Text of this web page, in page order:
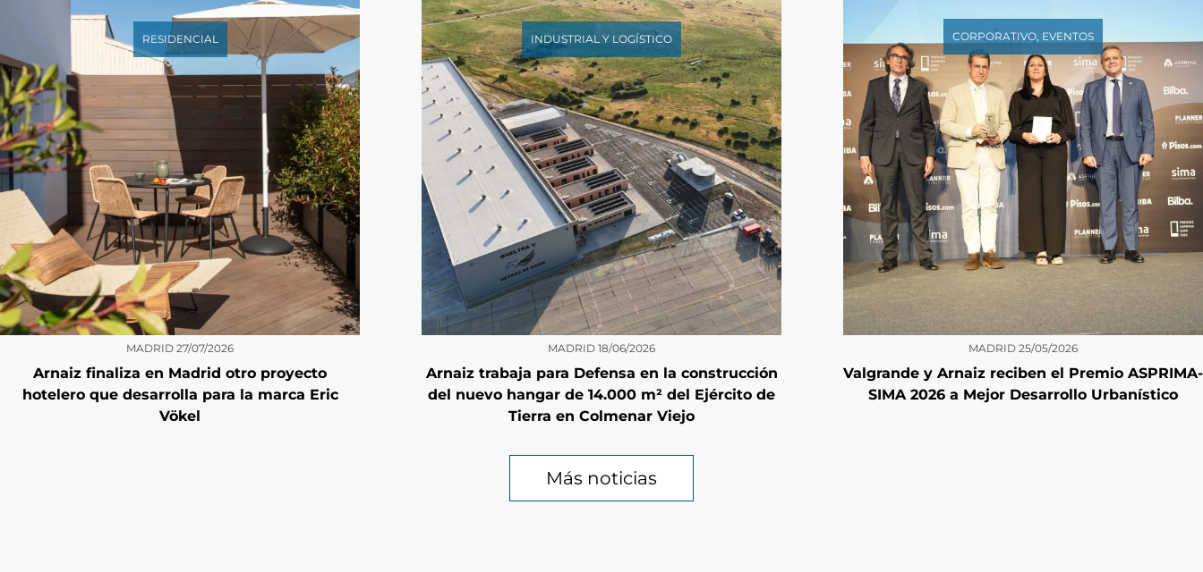
RESIDENCIAL
MADRID 27/07/2026
Arnaiz finaliza en Madrid otro proyecto
hotelero que desarrolla para la marca Eric
Vökel
INDUSTRIAL Y LOGÍSTICO
MADRID 18/06/2026
Arnaiz trabaja para Defensa en la construcción
del nuevo hangar de 14.000 m² del Ejército de
Tierra en Colmenar Viejo
CORPORATIVO, EVENTOS
MADRID 25/05/2026
Valgrande y Arnaiz reciben el Premio ASPRIMA-
SIMA 2026 a Mejor Desarrollo Urbanístico
Más noticias